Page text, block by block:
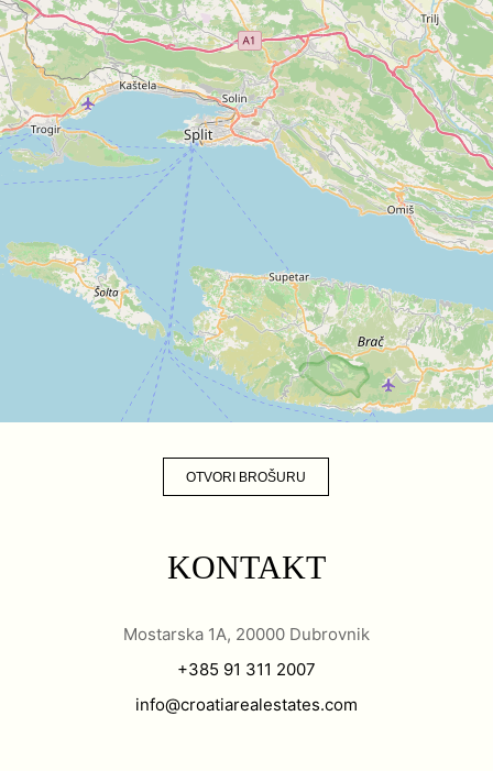
OTVORI BROŠURU
KONTAKT
Mostarska 1A, 20000 Dubrovnik
+385 91 311 2007
info@croatiarealestates.com